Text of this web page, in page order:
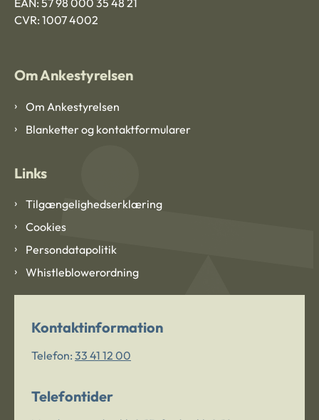
EAN: 57 98 000 35 48 21
CVR: 1007 4002
Om Ankestyrelsen
Om Ankestyrelsen
Blanketter og kontaktformularer
Links
Tilgængelighedserklæring
Cookies
Persondatapolitik
Whistleblowerordning
Kontaktinformation
Telefon: 33 41 12 00
Telefontider